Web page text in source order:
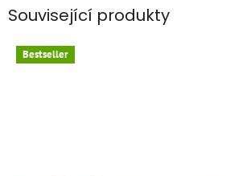
Související produkty
Bestseller